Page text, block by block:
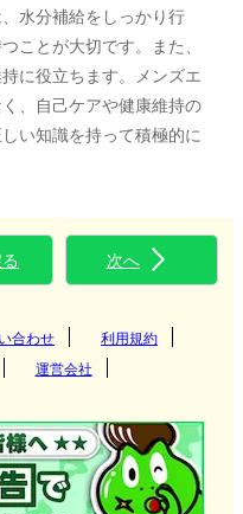
水分補給をしっかり行
ことが大切です。また、
に役立ちます。メンズエ
、自己ケアや健康維持の
い知識を持って積極的に
次へ
合わせ
利用規約
運営会社